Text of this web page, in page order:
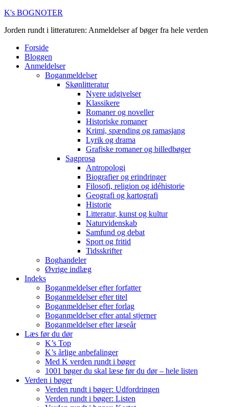
K's BOGNOTER
Jorden rundt i litteraturen: Anmeldelser af bøger fra hele verden
Forside
Bloggen
Anmeldelser
Boganmeldelser
Skønlitteratur
Nyere udgivelser
Klassikere
Romaner og noveller
Historiske romaner
Krimi, spænding og ramasjang
Lyrik og drama
Grafiske romaner og billedbøger
Sagprosa
Antropologi
Biografier og erindringer
Filosofi, religion og idéhistorie
Geografi og kartografi
Historie
Litteratur, kunst og kultur
Naturvidenskab
Samfund og debat
Sport og fritid
Tidsskrifter
Boghandeler
Øvrige indlæg
Indeks
Boganmeldelser efter forfatter
Boganmeldelser efter titel
Boganmeldelser efter forlag
Boganmeldelser efter antal stjerner
Boganmeldelser efter læseår
Læs før du dør
K’s Top
K’s årlige anbefalinger
Med K verden rundt i bøger
1001 bøger du skal læse før du dør – hele listen
Verden i bøger
Verden rundt i bøger: Udfordringen
Verden rundt i bøger: Listen